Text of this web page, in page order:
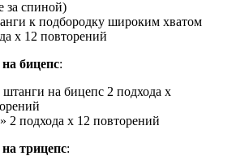
за спиной)
к подбородку широким хватом
х 12 повторений
бицепс:
на бицепс 2 подхода х
2 подхода х 12 повторений
трицепс: